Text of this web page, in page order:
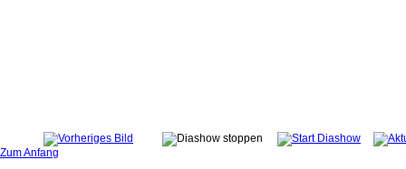
Zum Anfang